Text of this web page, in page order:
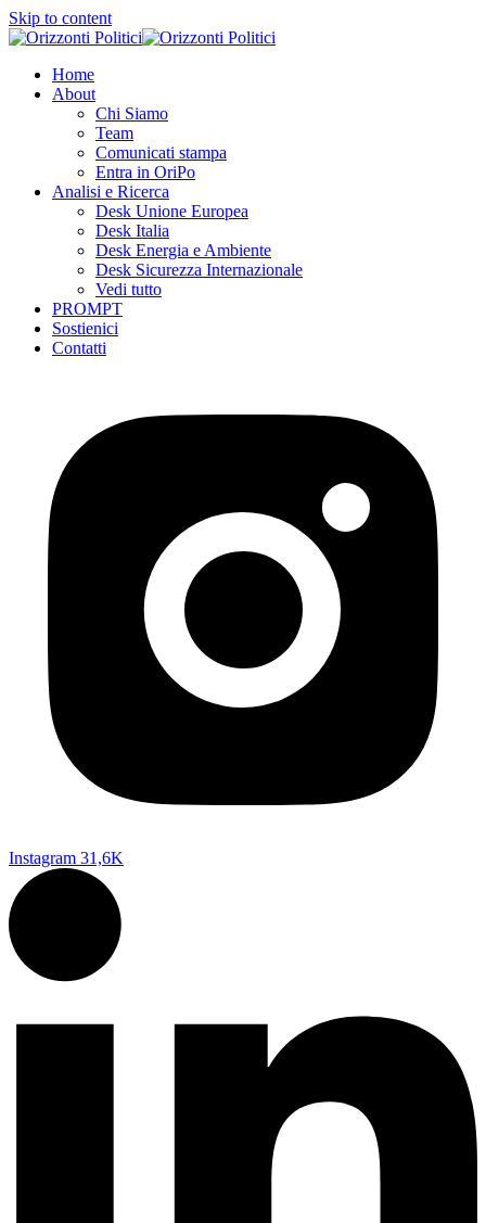
Skip to content
Home
About
Chi Siamo
Team
Comunicati stampa
Entra in OriPo
Analisi e Ricerca
Desk Unione Europea
Desk Italia
Desk Energia e Ambiente
Desk Sicurezza Internazionale
Vedi tutto
PROMPT
Sostienici
Contatti
Instagram 31,6K